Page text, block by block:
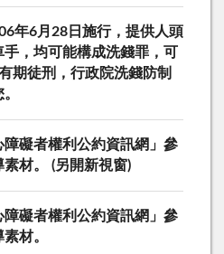
年6月28日施行，提供人頭
，均可能構成洗錢罪，可
期徒刑，行政院洗錢防制
障礙者權利公約資訊網」參
材。 (另開新視窗)
障礙者權利公約資訊網」參
材。